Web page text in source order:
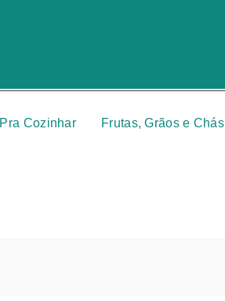
Pra Cozinhar Frutas, Grãos e Chás